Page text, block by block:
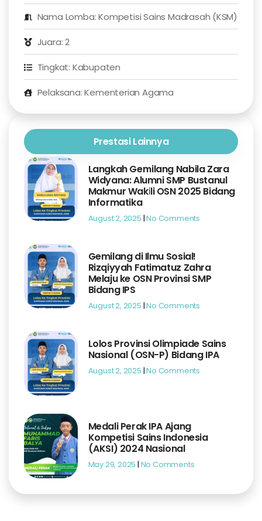
Nama Lomba: Kompetisi Sains Madrasah (KSM)
Juara: 2
Tingkat: Kabupaten
Pelaksana: Kementerian Agama
Prestasi Lainnya
Langkah Gemilang Nabila Zara
Widyana: Alumni SMP Bustanul
Makmur Wakili OSN 2025 Bidang
Informatika
August 2, 2025 No Comments
Gemilang di Ilmu Sosial!
Rizqiyyah Fatimatuz Zahra
Melaju ke OSN Provinsi SMP
Bidang IPS
August 2, 2025 No Comments
Lolos Provinsi Olimpiade Sains
Nasional (OSN-P) Bidang IPA
August 2, 2025 No Comments
Medali Perak IPA Ajang
Kompetisi Sains Indonesia
(AKSI) 2024 Nasional
May 29, 2025 No Comments